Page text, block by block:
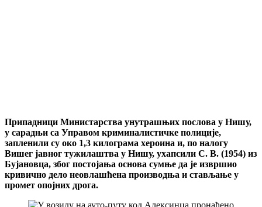
Припадници Министарства унутрашњих послова у Нишу,
у сарадњи са Управом криминалистичке полиције,
запленили су око 1,3 килограма хероина и, по налогу
Вишег јавног тужилаштва у Нишу, ухапсили С. В. (1954) из
Бујановца, због постојања основа сумње да је извршио
кривично дело неовлашћена производња и стављање у
промет опојних дрога.